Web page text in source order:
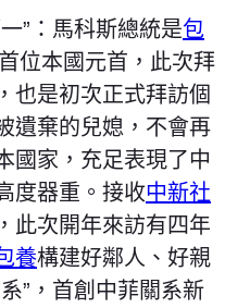
：馬科斯總統是包
位本國元首，此次拜
也是初次正式拜訪個
遺棄的兒媳，不會再
國家，充足表現了中
度器重。接收中新社
此次開年來訪有四年
養構建好鄰人、好親
”，首創中菲關系新